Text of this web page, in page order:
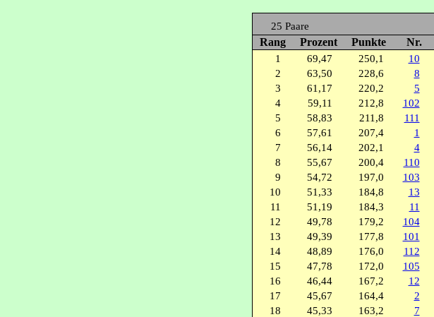
25 Paare
Rang Prozent Punkte Nr.
1 69,47 250,1 10
2
63,50 228,6 8
3
61,17 220,2 5
4
59,11 212,8 102
5
58,83 211,8 111
6
57,61 207,4 1
7
56,14 202,1 4
8
55,67 200,4 110
9
54,72 197,0 103
10
51,33 184,8 13
11
51,19 184,3 11
12
49,78 179,2 104
13
49,39 177,8 101
14
48,89 176,0 112
15
47,78 172,0 105
16
46,44 167,2 12
17
45,67 164,4 2
18
45,33 163,2 7